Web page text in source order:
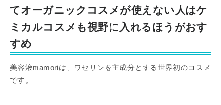
てオーガニックコスメが使えない人はケ
ミカルコスメも視野に入れるほうがおす
すめ
美容液mamoriは、ワセリンを主成分とする世界初のコスメ
です。